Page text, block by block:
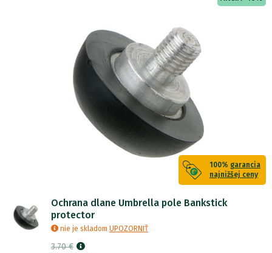
100% garancia
najnižšej ceny
Ochrana dlane Umbrella pole Bankstick
protector
nie je skladom UPOZORNIŤ
3.70 €